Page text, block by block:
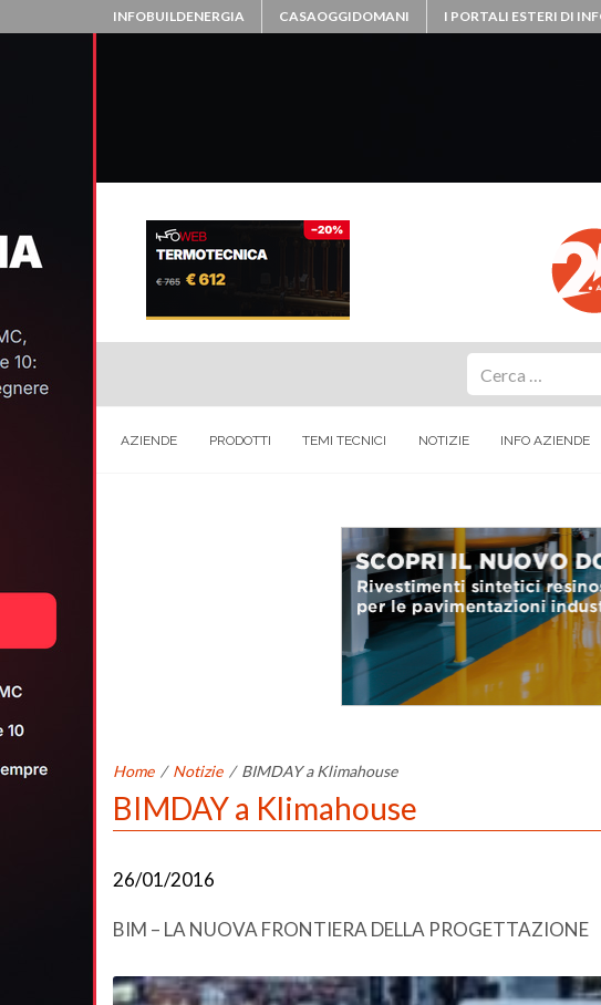
INFOBUILDENERGIA CASAOGGIDOMANI I PORTALI ESTERI DI
AZIENDE PRODOTTI TEMI TECNICI NOTIZIE INFO AZIENDE
Home / Notizie / BIMDAY a Klimahouse
BIMDAY a Klimahouse
26/01/2016
BIM – LA NUOVA FRONTIERA DELLA PROGETTAZIONE